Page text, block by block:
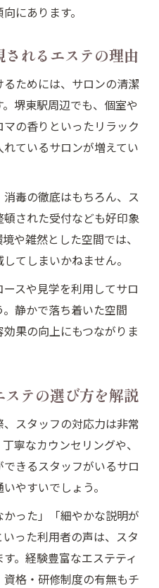
にあります。
れるエステの理由
ためには、サロンの清潔
堺東駅周辺でも、個室や
の香りといったリラック
ているサロンが増えてい
毒の徹底はもちろん、ス
された受付なども好印象
や雑然とした空間では、
てしまいかねません。
スや見学を利用してサロ
静かで落ち着いた空間
果の向上にもつながりま
テの選び方を解説
スタッフの対応力は非常
寧なカウンセリングや、
きるスタッフがいるサロ
やすいでしょう。
った」「細やかな説明が
った利用者の声は、スタ
。経験豊富なエステティ
格・研修制度の有無もチ